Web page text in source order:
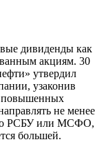
дивиденды как
акциям. 30
утвердил
узаконив
повышенных
не менее
по РСБУ или МСФО,
большей.